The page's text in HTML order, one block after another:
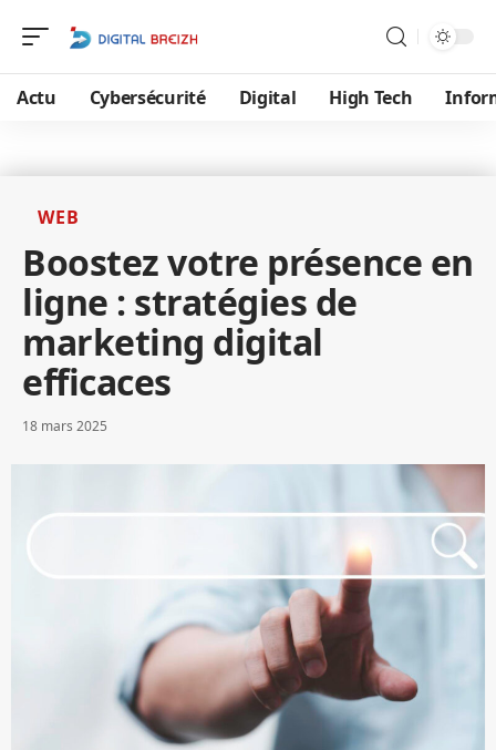
Actu Cybersécurité Digital High Tech
WEB
Boostez votre présence en
ligne : stratégies de
marketing digital
efficaces
18 mars 2025